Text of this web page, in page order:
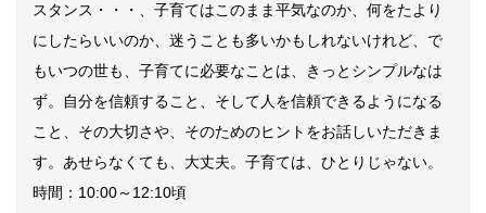
スタンス・・・、子育てはこのまま平気なのか、何をたより
にしたらいいのか、迷うことも多いかもしれないけれど、で
もいつの世も、子育てに必要なことは、きっとシンプルなは
ず。自分を信頼すること、そして人を信頼できるようになる
こと、その大切さや、そのためのヒントをお話しいただきま
す。あせらなくても、大丈夫。子育ては、ひとりじゃない。
時間： 10:00～ 12:10頃